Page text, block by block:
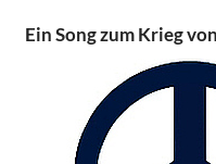
Ein Song zum Krieg